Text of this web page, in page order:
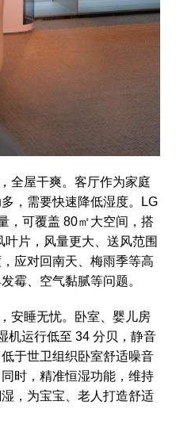
全屋干爽。客厅作为家庭
，需要快速降低湿度。LG
，可覆盖 80㎡大空间，搭
片，风量更大、送风范围
应对回南天、梅雨季等高
霉、空气黏腻等问题。
安睡无忧。卧室、婴儿房
机运行低至 34 分贝，静音
于世卫组织卧室舒适噪音
时，精准恒湿功能，维持
，为宝宝、老人打造舒适